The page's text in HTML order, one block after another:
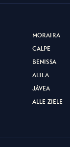
MORAIRA
CALPE
BENISSA
ALTEA
JÁVEA
ALLE ZIELE